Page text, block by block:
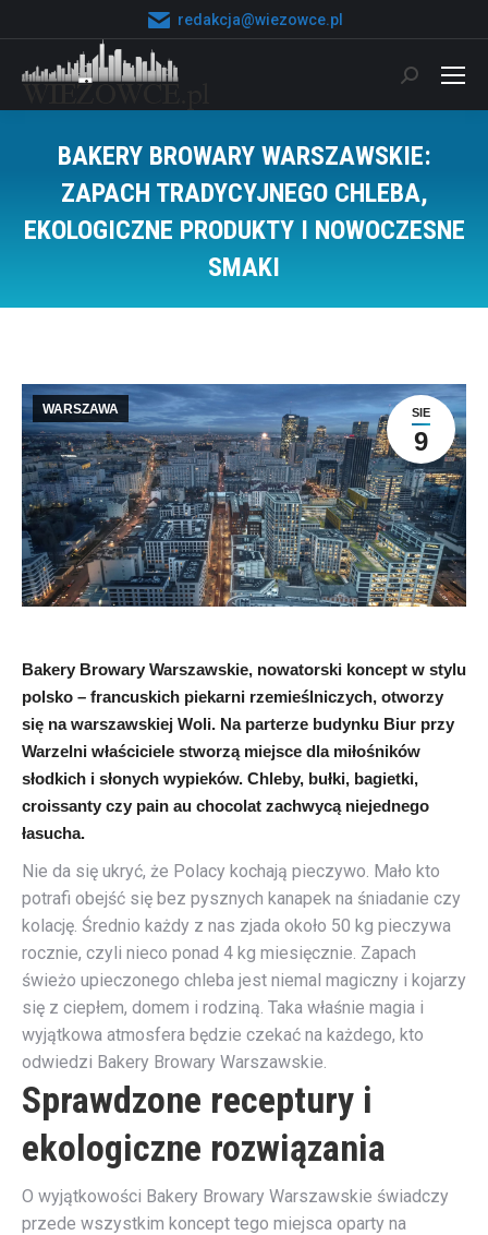
redakcja@wiezowce.pl
Szukaj:
BAKERY BROWARY WARSZAWSKIE:
ZAPACH TRADYCYJNEGO CHLEBA,
EKOLOGICZNE PRODUKTY I NOWOCZESNE
SMAKI
SIE
9
WARSZAWA
Bakery Browary Warszawskie, nowatorski koncept w stylu
polsko – francuskich piekarni rzemieślniczych, otworzy
się na warszawskiej Woli. Na parterze budynku Biur przy
Warzelni właściciele stworzą miejsce dla miłośników
słodkich i słonych wypieków. Chleby, bułki, bagietki,
croissanty czy pain au chocolat zachwycą niejednego
łasucha.
Nie da się ukryć, że Polacy kochają pieczywo. Mało kto
potrafi obejść się bez pysznych kanapek na śniadanie czy
kolację. Średnio każdy z nas zjada około 50 kg pieczywa
rocznie, czyli nieco ponad 4 kg miesięcznie. Zapach
świeżo upieczonego chleba jest niemal magiczny i kojarzy
się z ciepłem, domem i rodziną. Taka właśnie magia i
wyjątkowa atmosfera będzie czekać na każdego, kto
odwiedzi Bakery Browary Warszawskie.
Sprawdzone receptury i
ekologiczne rozwiązania
O wyjątkowości Bakery Browary Warszawskie świadczy
przede wszystkim koncept tego miejsca oparty na